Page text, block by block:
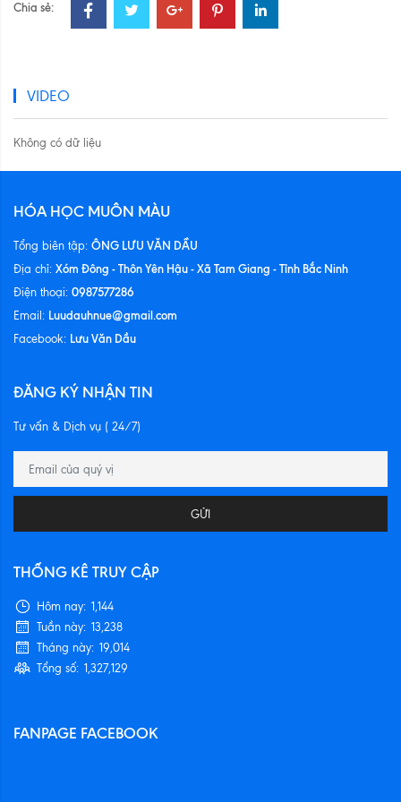
Chia sẻ:
VIDEO
Không có dữ liệu
HÓA HỌC MUÔN MÀU
Tổng biên tập: ÔNG LƯU VĂN DẦU
Địa chỉ: Xóm Đông - Thôn Yên Hậu - Xã Tam Giang - Tỉnh Bắc Ninh
Điện thoại: 0987577286
Email: Luudauhnue@gmail.com
Facebook: Lưu Văn Dầu
ĐĂNG KÝ NHẬN TIN
Tư vấn & Dịch vụ ( 24/7)
GỬI
THỐNG KÊ TRUY CẬP
Hôm nay: 1,144
Tuần này: 13,238
Tháng này: 19,014
Tổng số: 1,327,129
FANPAGE FACEBOOK